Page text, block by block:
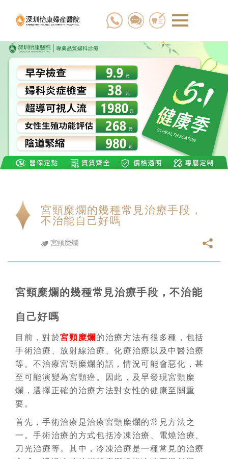
宮頸糜爛的幾種常見治療手段，
不治能自己好嗎
宮頸糜爛
宮頸糜爛的幾種常見治療手段，不治能
自己好嗎
目前，對於宮頸糜爛 的治療方法有很多種，包括
手術治療、放射線治療、化療治療以及中醫治療
等。不治療宮頸糜爛的話，情況可能會惡化，甚
至可能演變為宮頸癌。因此，及早發現宮頸糜
爛，選擇正確的治療方法對女性的健康至關重
要。
首先，手術治療是治療宮頸糜爛的常見方法之
一。手術治療的方式包括冷凍治療、電燒治療、
刀光治療等。其中，冷凍治療是一種常見的治療